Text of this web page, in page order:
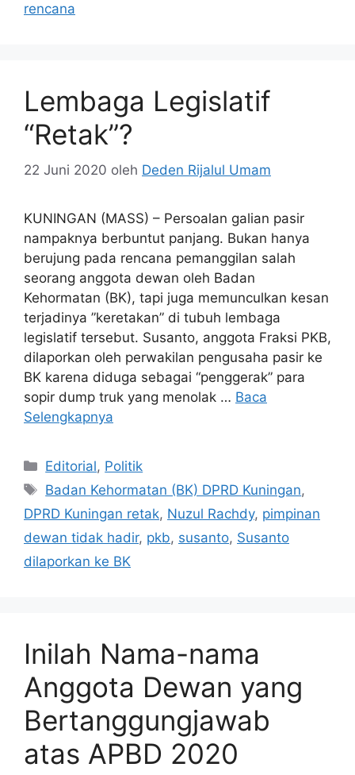
rencana
Lembaga Legislatif
“Retak”?
22 Juni 2020 oleh Deden Rijalul Umam
KUNINGAN (MASS) – Persoalan galian pasir
nampaknya berbuntut panjang. Bukan hanya
berujung pada rencana pemanggilan salah
seorang anggota dewan oleh Badan
Kehormatan (BK), tapi juga memunculkan kesan
terjadinya ”keretakan” di tubuh lembaga
legislatif tersebut. Susanto, anggota Fraksi PKB,
dilaporkan oleh perwakilan pengusaha pasir ke
BK karena diduga sebagai “penggerak” para
sopir dump truk yang menolak … Baca
Selengkapnya
Kategori
Editorial, Politik
Tag
Badan Kehormatan (BK) DPRD Kuningan,
DPRD Kuningan retak, Nuzul Rachdy, pimpinan
dewan tidak hadir, pkb, susanto, Susanto
dilaporkan ke BK
Inilah Nama-nama
Anggota Dewan yang
Bertanggungjawab
atas APBD 2020